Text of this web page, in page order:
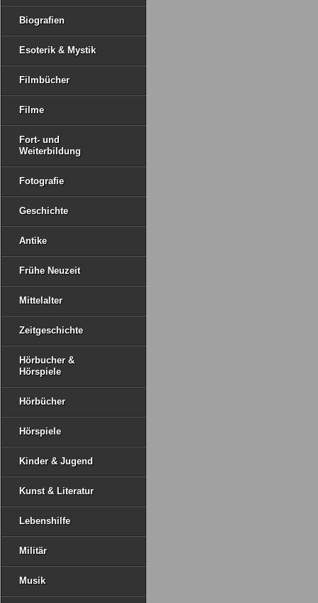
Biografien
Esoterik & Mystik
Filmbücher
Filme
Fort- und
Weiterbildung
Fotografie
Geschichte
Antike
Frühe Neuzeit
Mittelalter
Zeitgeschichte
Hörbucher &
Hörspiele
Hörbücher
Hörspiele
Kinder & Jugend
Kunst & Literatur
Lebenshilfe
Militär
Musik